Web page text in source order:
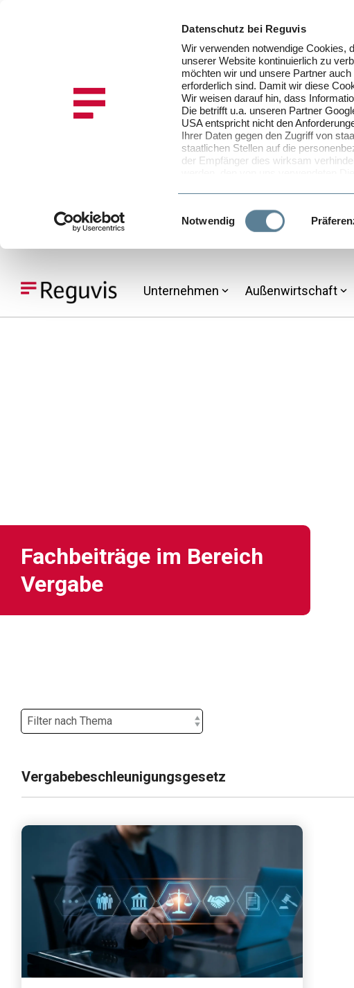
Datenschutz bei Reguvis
Wir verwenden notwendige Cookies,
unserer Website kontinuierlich zu
möchten wir und unsere Partner
erforderlich sind. Damit wir diese
Wir weisen darauf hin, dass
Die betrifft u.a. unseren Partner
USA entspricht nicht den
Ihrer Daten gegen den Zugriff von
staatlichen Stellen auf die
der Empfänger dies wirksam
selbst bestimmen, und zwar über
Stimmen Sie der Verwendung von
Daten in der EU und den USA zu?
Sofern Sie der Verwendung von
zustimmen, können Sie diese
Cookie-Einstellungen in der
Einwilligungsauswahl
Notwendig
main
Unternehmen Außenwirtschaft
Fachbeiträge im Bereich
Vergabe
Vergabebeschleunigungsgesetz